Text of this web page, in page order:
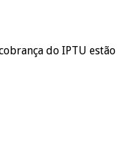
do IPTU estão